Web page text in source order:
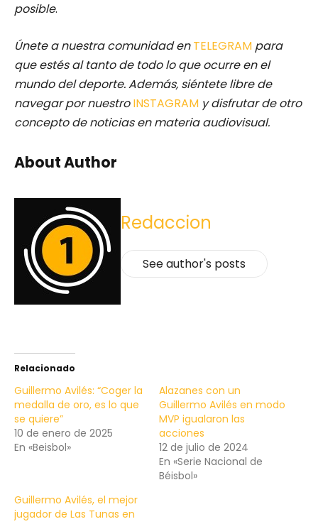
posible.
Únete a nuestra comunidad enTELEGRAM para
que estés al tanto de todo lo que ocurre en el
mundo del deporte. Además, siéntete libre de
navegar por nuestro INSTAGRAM y disfrutar de otro
concepto de noticias en materia audiovisual.
About Author
Redaccion
See author's posts
Relacionado
Guillermo Avilés: “Coger la
medalla de oro, es lo que
se quiere”
10 de enero de 2025
En «Beisbol»
Alazanes con un
Guillermo Avilés en modo
MVP igualaron las
acciones
12 de julio de 2024
En «Serie Nacional de
Béisbol»
Guillermo Avilés, el mejor
jugador de Las Tunas en